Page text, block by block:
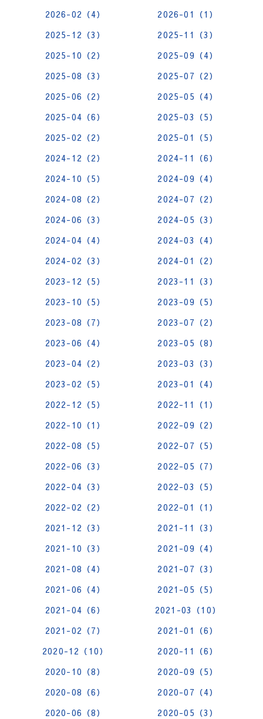
2026-02（4）
2026-01（1）
2025-12（3）
2025-11（3）
2025-10（2）
2025-09（4）
2025-08（3）
2025-07（2）
2025-06（2）
2025-05（4）
2025-04（6）
2025-03（5）
2025-02（2）
2025-01（5）
2024-12（2）
2024-11（6）
2024-10（5）
2024-09（4）
2024-08（2）
2024-07（2）
2024-06（3）
2024-05（3）
2024-04（4）
2024-03（4）
2024-02（3）
2024-01（2）
2023-12（5）
2023-11（3）
2023-10（5）
2023-09（5）
2023-08（7）
2023-07（2）
2023-06（4）
2023-05（8）
2023-04（2）
2023-03（3）
2023-02（5）
2023-01（4）
2022-12（5）
2022-11（1）
2022-10（1）
2022-09（2）
2022-08（5）
2022-07（5）
2022-06（3）
2022-05（7）
2022-04（3）
2022-03（5）
2022-02（2）
2022-01（1）
2021-12（3）
2021-11（3）
2021-10（3）
2021-09（4）
2021-08（4）
2021-07（3）
2021-06（4）
2021-05（5）
2021-04（6）
2021-03（10）
2021-02（7）
2021-01（6）
2020-12（10）
2020-11（6）
2020-10（8）
2020-09（5）
2020-08（6）
2020-07（4）
2020-06（8）
2020-05（3）